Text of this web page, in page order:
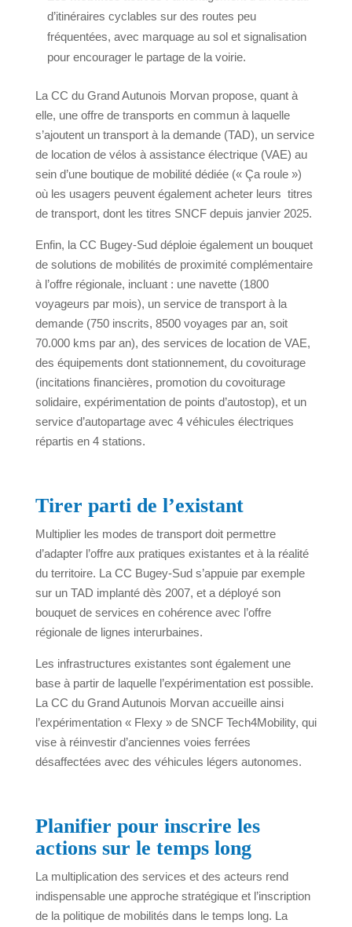
d’itinéraires cyclables sur des routes peu
fréquentées, avec marquage au sol et signalisation
pour encourager le partage de la voirie.
La CC du Grand Autunois Morvan propose, quant à
elle, une offre de transports en commun à laquelle
s’ajoutent un transport à la demande (TAD), un service
de location de vélos à assistance électrique (VAE) au
sein d’une boutique de mobilité dédiée (« Ça roule »)
où les usagers peuvent également acheter leurs titres
de transport, dont les titres SNCF depuis janvier 2025.
Enfin, la CC Bugey-Sud déploie également un bouquet
de solutions de mobilités de proximité complémentaire
à l’offre régionale, incluant : une navette (1800
voyageurs par mois), un service de transport à la
demande (750 inscrits, 8500 voyages par an, soit
70.000 kms par an), des services de location de VAE,
des équipements dont stationnement, du covoiturage
(incitations financières, promotion du covoiturage
solidaire, expérimentation de points d’autostop), et un
service d’autopartage avec 4 véhicules électriques
répartis en 4 stations.
Tirer parti de l’existant
Multiplier les modes de transport doit permettre
d’adapter l’offre aux pratiques existantes et à la réalité
du territoire. La CC Bugey-Sud s’appuie par exemple
sur un TAD implanté dès 2007, et a déployé son
bouquet de services en cohérence avec l’offre
régionale de lignes interurbaines.
Les infrastructures existantes sont également une
base à partir de laquelle l’expérimentation est possible.
La CC du Grand Autunois Morvan accueille ainsi
l’expérimentation « Flexy » de SNCF Tech4Mobility, qui
vise à réinvestir d’anciennes voies ferrées
désaffectées avec des véhicules légers autonomes.
Planifier pour inscrire les
actions sur le temps long
La multiplication des services et des acteurs rend
indispensable une approche stratégique et l’inscription
de la politique de mobilités dans le temps long. La